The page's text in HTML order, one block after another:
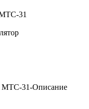
31
31-Описание